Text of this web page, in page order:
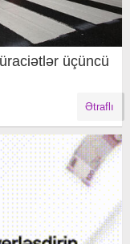
üçüncü
Ətraflı